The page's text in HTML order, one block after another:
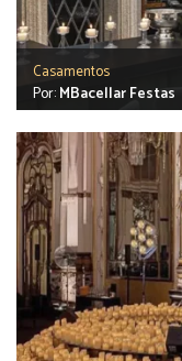
Casamentos
Por:MBacellar Festas